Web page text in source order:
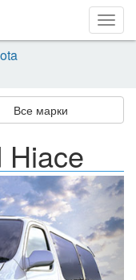
Все марки
Hiace